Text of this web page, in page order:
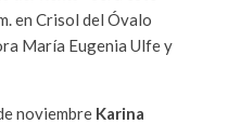
en Crisol del Óvalo
María Eugenia Ulfe y
noviembre Karina